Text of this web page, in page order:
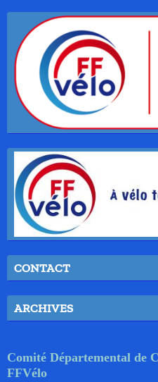
CONTACT
ARCHIVES
Comité Départemental de
FFVélo